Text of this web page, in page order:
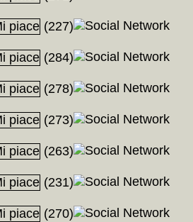
(227)
(284)
(278)
(273)
(263)
(231)
(270)